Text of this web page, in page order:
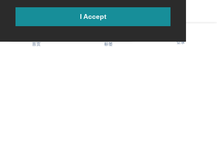
I Accept
糟糕，出错啦！请刷新页面重试。
首页 标签 登录